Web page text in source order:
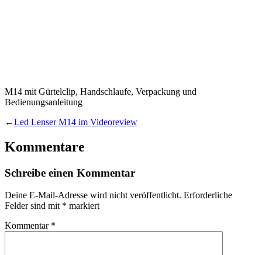
M14 mit Gürtelclip, Handschlaufe, Verpackung und
Bedienungsanleitung
←Led Lenser M14 im Videoreview
Kommentare
Schreibe einen Kommentar
Deine E-Mail-Adresse wird nicht veröffentlicht. Erforderliche
Felder sind mit * markiert
Kommentar *